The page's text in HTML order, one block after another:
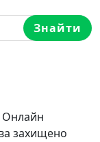
Знайти
захищено